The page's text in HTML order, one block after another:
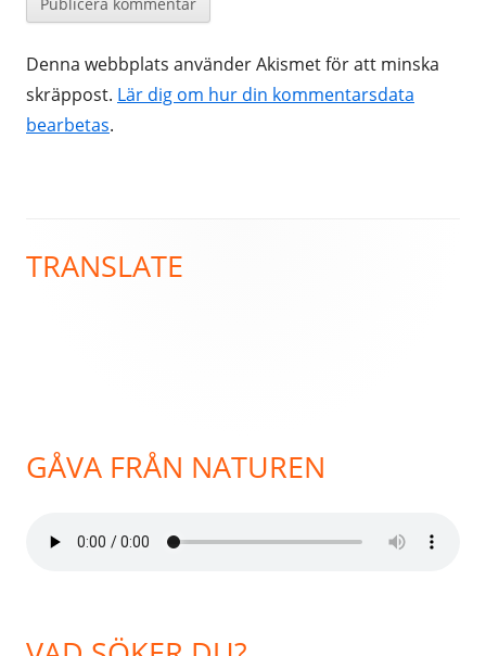
Denna webbplats använder Akismet för att minska
skräppost. Lär dig om hur din kommentarsdata
bearbetas.
Primär
TRANSLATE
GÅVA FRÅN NATUREN